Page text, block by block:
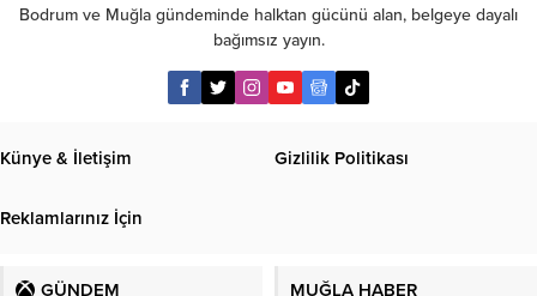
Bodrum ve Muğla gündeminde halktan gücünü alan, belgeye dayalı
bağımsız yayın.
Künye & İletişim Gizlilik Politikası
Reklamlarınız İçin
GÜNDEM MUĞLA HABER